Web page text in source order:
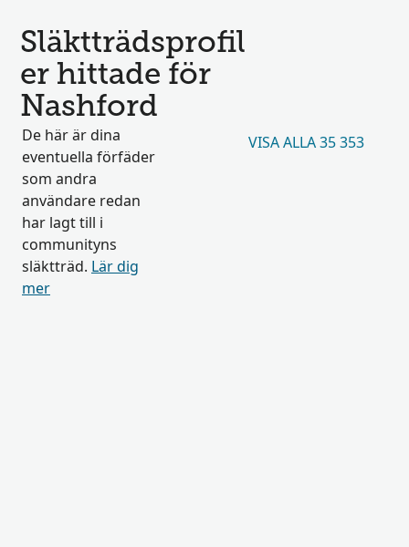
Släktträdsprofil
er hittade för
Nashford
De här är dina
eventuella förfäder
som andra
användare redan
har lagt till i
communityns
släktträd. Lär dig
mer
VISA ALLA 35 353